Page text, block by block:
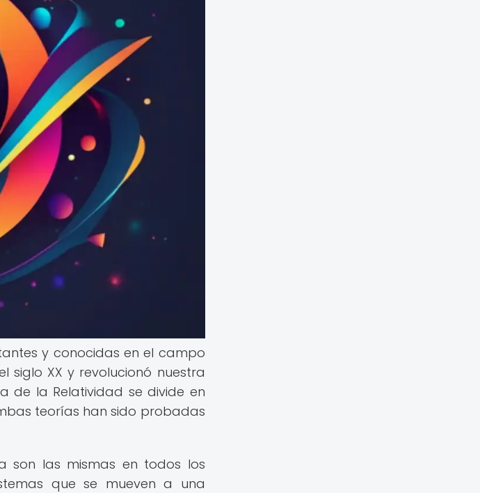
y conocidas en el campo
siglo XX y revolucionó nuestra
de la Relatividad se divide en
teorías han sido probadas
son las mismas en todos los
que se mueven a una